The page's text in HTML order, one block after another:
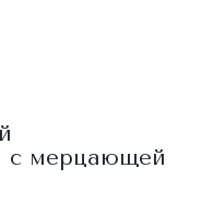
с мерцающей